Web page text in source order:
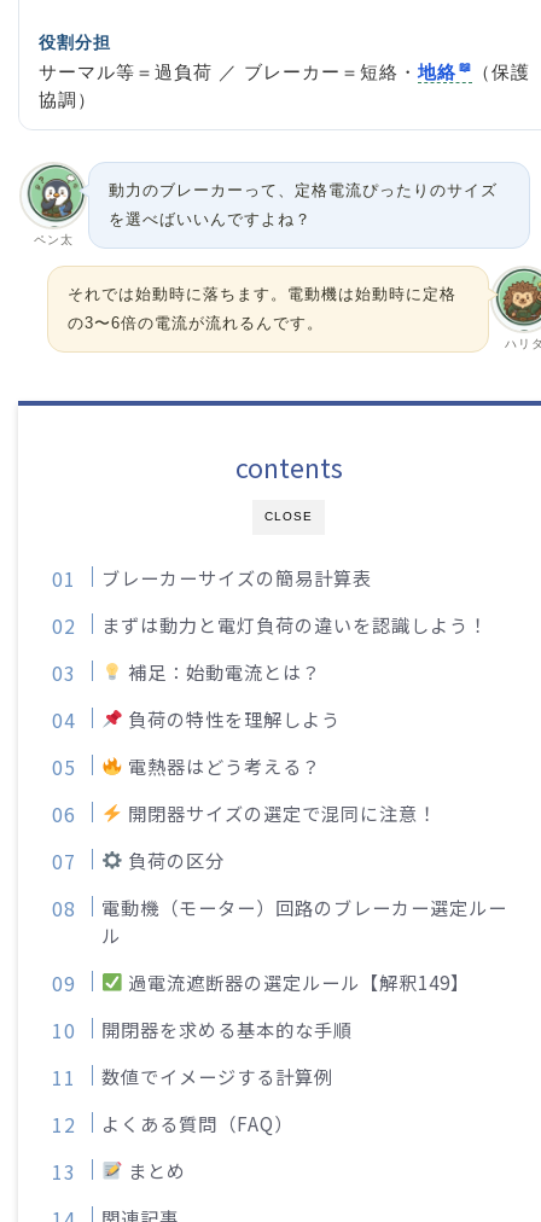
役割分担
サーマル等＝過負荷 ／ ブレーカー＝短絡・地絡
（保護
協調）
ペン太
動力のブレーカーって、定格電流ぴったりのサイズ
を選べばいいんですよね？
ハリ
それでは始動時に落ちます。電動機は始動時に定格
の3〜6倍の電流が流れるんです。
CLOSE
contents
ブレーカーサイズの簡易計算表
まずは動力と電灯負荷の違いを認識しよう！
補足：始動電流とは？
負荷の特性を理解しよう
電熱器はどう考える？
開閉器サイズの選定で混同に注意！
負荷の区分
電動機（モーター）回路のブレーカー選定ルー
ル
過電流遮断器の選定ルール【解釈149】
開閉器を求める基本的な手順
数値でイメージする計算例
よくある質問（FAQ）
まとめ